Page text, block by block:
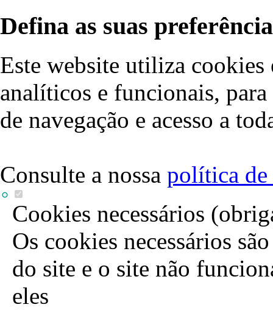
Defina as suas
Este website utiliza cookies
analíticos e funcionais,
de navegação e acesso a
Consulte a nossa política de
Cookies necessários
Os cookies necessários
do site e o site não
eles